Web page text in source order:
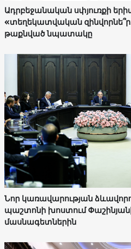
Ադրբեջանական սփյուռքի
«տեղեկատվական
թաքնված նպատակը
Նոր կառավարության
պաշտոնի խոստում
մասնագետներին